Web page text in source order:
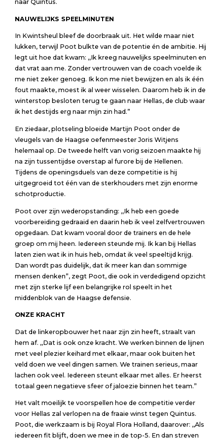
naar Quintus.
NAUWELIJKS SPEELMINUTEN
In Kwintsheul bleef de doorbraak uit. Het wilde maar niet
lukken, terwijl Poot bulkte van de potentie én de ambitie. Hij
legt uit hoe dat kwam: ,,Ik kreeg nauwelijks speelminuten en
dat vrat aan me. Zonder vertrouwen van de coach voelde ik
me niet zeker genoeg. Ik kon me niet bewijzen en als ik één
fout maakte, moest ik al weer wisselen. Daarom heb ik in de
winterstop besloten terug te gaan naar Hellas, de club waar
ik het destijds erg naar mijn zin had.”
En ziedaar, plotseling bloeide Martijn Poot onder de
vleugels van de Haagse oefenmeester Joris Witjens
helemaal op. De tweede helft van vorig seizoen maakte hij
na zijn tussentijdse overstap al furore bij de Hellenen.
Tijdens de openingsduels van deze competitie is hij
uitgegroeid tot één van de sterkhouders met zijn enorme
schotproductie.
Poot over zijn wederopstanding: ,,Ik heb een goede
voorbereiding gedraaid en daarin heb ik veel zelfvertrouwen
opgedaan. Dat kwam vooral door de trainers en de hele
groep om mij heen. Iedereen steunde mij. Ik kan bij Hellas
laten zien wat ik in huis heb, omdat ik veel speeltijd krijg.
Dan wordt pas duidelijk, dat ik meer kan dan sommige
mensen denken”, zegt Poot, die ook in verdedigend opzicht
met zijn sterke lijf een belangrijke rol speelt in het
middenblok van de Haagse defensie.
ONZE KRACHT
Dat de linkeropbouwer het naar zijn zin heeft, straalt van
hem af. ,,Dat is ook onze kracht. We werken binnen de lijnen
met veel plezier keihard met elkaar, maar ook buiten het
veld doen we veel dingen samen. We trainen serieus, maar
lachen ook veel. Iedereen steunt elkaar met alles. Er heerst
totaal geen negatieve sfeer of jaloezie binnen het team.”
Het valt moeilijk te voorspellen hoe de competitie verder
voor Hellas zal verlopen na de fraaie winst tegen Quintus.
Poot, die werkzaam is bij Royal Flora Holland, daarover: ,,Als
iedereen fit blijft, doen we mee in de top-5. En dan streven